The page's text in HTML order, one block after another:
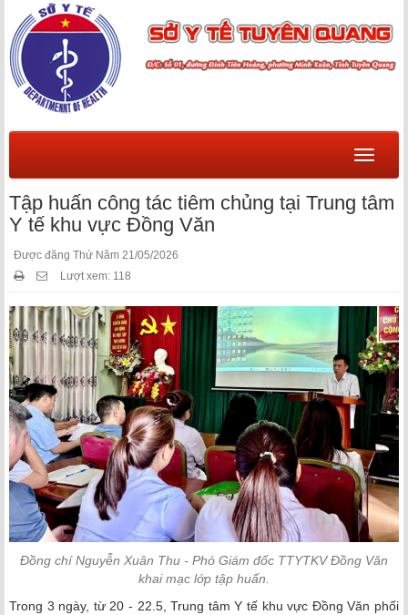
Menu
Tập huấn công tác tiêm chủng tại Trung tâm
Y tế khu vực Đồng Văn
Được đăng Thứ Năm 21/05/2026
Lượt xem: 118
Đồng chí Nguyễn Xuân Thu - Phó Giám đốc TTYTKV Đồng Văn
khai mạc lớp tập huấn.
Trong 3 ngày, từ 20 - 22.5, Trung tâm Y tế khu vực Đồng Văn phối